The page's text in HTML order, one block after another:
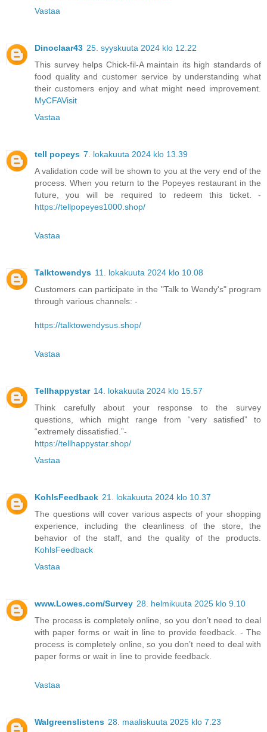
Vastaa
Dinoclaar43 25. syyskuuta 2024 klo 12.22
This survey helps Chick-fil-A maintain its high standards of
food quality and customer service by understanding what
their customers enjoy and what might need improvement.
MyCFAVisit
Vastaa
tell popeys 7. lokakuuta 2024 klo 13.39
A validation code will be shown to you at the very end of the
process. When you return to the Popeyes restaurant in the
future, you will be required to redeem this ticket. -
https://tellpopeyes1000.shop/
Vastaa
Talktowendys 11. lokakuuta 2024 klo 10.08
Customers can participate in the "Talk to Wendy's" program
through various channels: -
https://talktowendysus.shop/
Vastaa
Tellhappystar 14. lokakuuta 2024 klo 15.57
Think carefully about your response to the survey
questions, which might range from “very satisfied” to
“extremely dissatisfied.”-
https://tellhappystar.shop/
Vastaa
KohlsFeedback 21. lokakuuta 2024 klo 10.37
The questions will cover various aspects of your shopping
experience, including the cleanliness of the store, the
behavior of the staff, and the quality of the products.
KohlsFeedback
Vastaa
www.Lowes.com/Survey 28. helmikuuta 2025 klo 9.10
The process is completely online, so you don’t need to deal
with paper forms or wait in line to provide feedback. - The
process is completely online, so you don’t need to deal with
paper forms or wait in line to provide feedback.
Vastaa
Walgreenslistens 28. maaliskuuta 2025 klo 7.23